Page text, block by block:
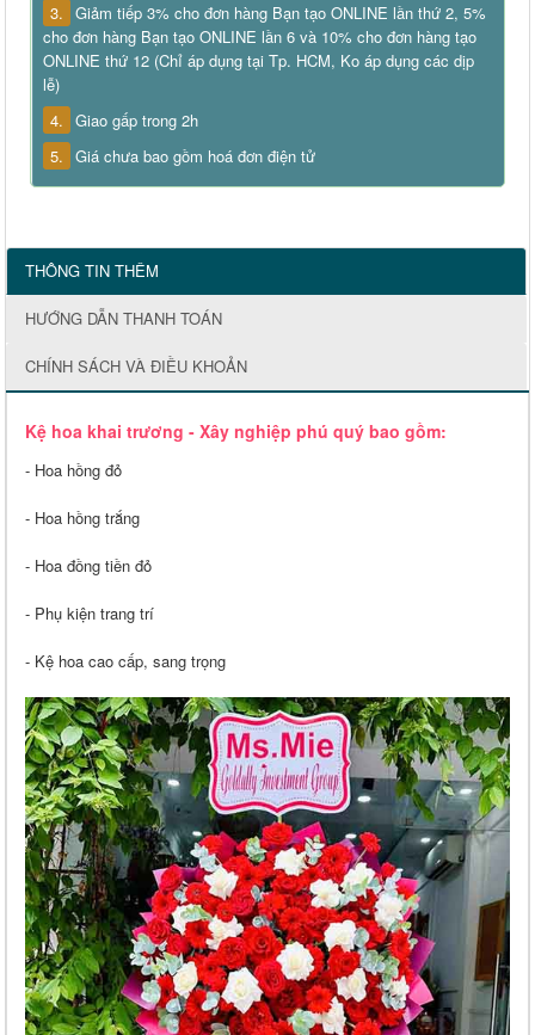
3. Giảm tiếp 3% cho đơn hàng Bạn tạo ONLINE lần thứ 2, 5%
cho đơn hàng Bạn tạo ONLINE lần 6 và 10% cho đơn hàng tạo
ONLINE thứ 12 (Chỉ áp dụng tại Tp. HCM, Ko áp dụng các dịp
lễ)
4. Giao gấp trong 2h
5. Giá chưa bao gồm hoá đơn điện tử
THÔNG TIN THÊM
HƯỚNG DẪN THANH TOÁN
CHÍNH SÁCH VÀ ĐIỀU KHOẢN
Kệ hoa khai trương - Xây nghiệp phú quý bao gồm:
- Hoa hồng đỏ
- Hoa hồng trắng
- Hoa đồng tiền đỏ
- Phụ kiện trang trí
- Kệ hoa cao cấp, sang trọng